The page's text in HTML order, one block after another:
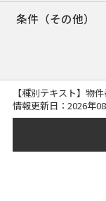
条件（その他）
【種別テキスト】物件
情報更新日：2026年